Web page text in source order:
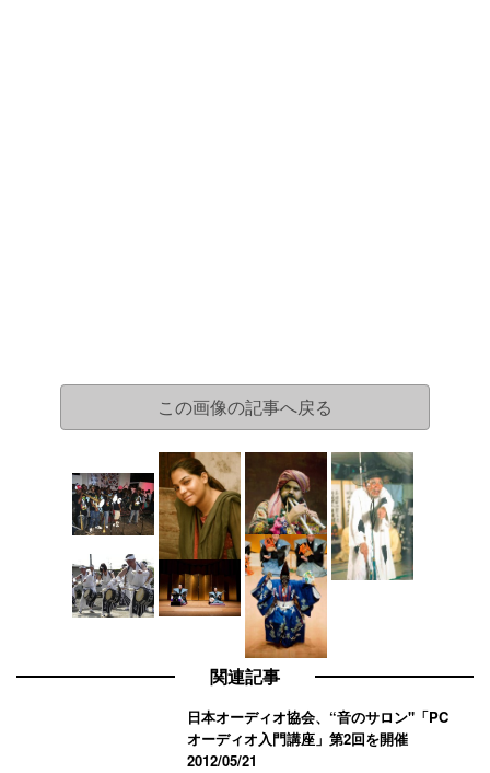
この画像の記事へ戻る
関連記事
日本オーディオ協会、“音のサロン"「PC
オーディオ入門講座」第2回を開催
2012/05/21